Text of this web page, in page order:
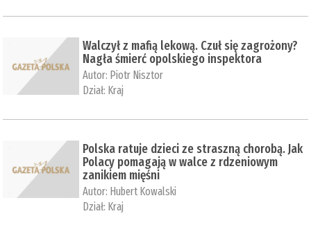
Walczył z mafią lekową. Czuł się zagrożony?
Nagła śmierć opolskiego inspektora
Autor: Piotr Nisztor
Dział: Kraj
Polska ratuje dzieci ze straszną chorobą. Jak
Polacy pomagają w walce z rdzeniowym
zanikiem mięśni
Autor: Hubert Kowalski
Dział: Kraj